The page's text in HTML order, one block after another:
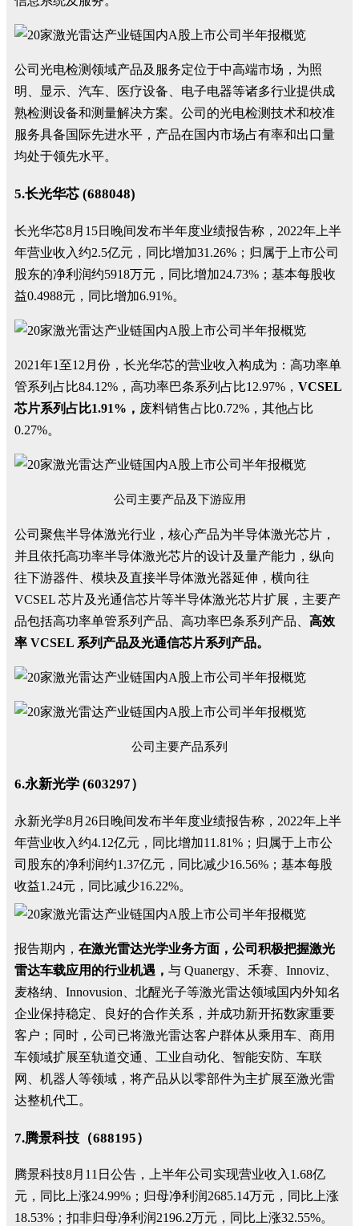
公司光电检测领域产品及服务定位于中高端市场，为照
明、显示、汽车、医疗设备、电子电器等诸多行业提供成
熟检测设备和测量解决方案。公司的光电检测技术和校准
服务具备国际先进水平，产品在国内市场占有率和出口量
均处于领先水平。
5.长光华芯 (688048)
长光华芯8月15日晚间发布半年度业绩报告称，2022年上半
年营业收入约2.5亿元，同比增加31.26%；归属于上市公司
股东的净利润约5918万元，同比增加24.73%；基本每股收
益0.4988元，同比增加6.91%。
2021年1至12月份，长光华芯的营业收入构成为：高功率单
管系列占比84.12%，高功率巴条系列占比12.97%， VCSEL
芯片系列占比1.91%， 废料销售占比0.72%，其他占比
0.27%。
公司主要产品及下游应用
公司聚焦半导体激光行业，核心产品为半导体激光芯片，
并且依托高功率半导体激光芯片的设计及量产能力，纵向
往下游器件、模块及直接半导体激光器延伸，横向往
VCSEL 芯片及光通信芯片等半导体激光芯片扩展，主要产
品包括高功率单管系列产品、高功率巴条系列产品、 高效
率 VCSEL 系列产品及光通信芯片系列产品。
公司主要产品系列
6.永新光学 (603297）
永新光学8月26日晚间发布半年度业绩报告称，2022年上半
年营业收入约4.12亿元，同比增加11.81%；归属于上市公
司股东的净利润约1.37亿元，同比减少16.56%；基本每股
收益1.24元，同比减少16.22%。
报告期内， 在激光雷达光学业务方面，公司积极把握激光
雷达车载应用的行业机遇， 与 Quanergy、禾赛、Innoviz、
麦格纳、Innovusion、北醒光子等激光雷达领域国内外知名
企业保持稳定、良好的合作关系，并成功新开拓数家重要
客户；同时，公司已将激光雷达客户群体从乘用车、商用
车领域扩展至轨道交通、工业自动化、智能安防、车联
网、机器人等领域，将产品从以零部件为主扩展至激光雷
达整机代工。
7.腾景科技（688195）
腾景科技8月11日公告，上半年公司实现营业收入1.68亿
元，同比上涨24.99%；归母净利润2685.14万元，同比上涨
18.53%；扣非归母净利润2196.2万元，同比上涨32.55%。